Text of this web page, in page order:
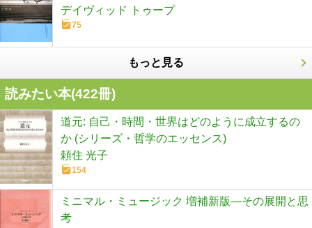
デイヴィッド トゥープ
75
もっと見る
読みたい本(422冊)
道元: 自己・時間・世界はどのように成立するの
か (シリーズ・哲学のエッセンス)
頼住 光子
154
ミニマル・ミュージック 増補新版―その展開と思
考